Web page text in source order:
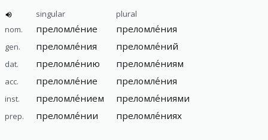
singular
plural
nom.
преломле́ние преломле́ния
gen. преломле́ния преломле́ний
dat. преломле́нию преломле́ниям
acc. преломле́ние преломле́ния
inst. преломле́нием преломле́ниями
prep. преломле́нии преломле́ниях